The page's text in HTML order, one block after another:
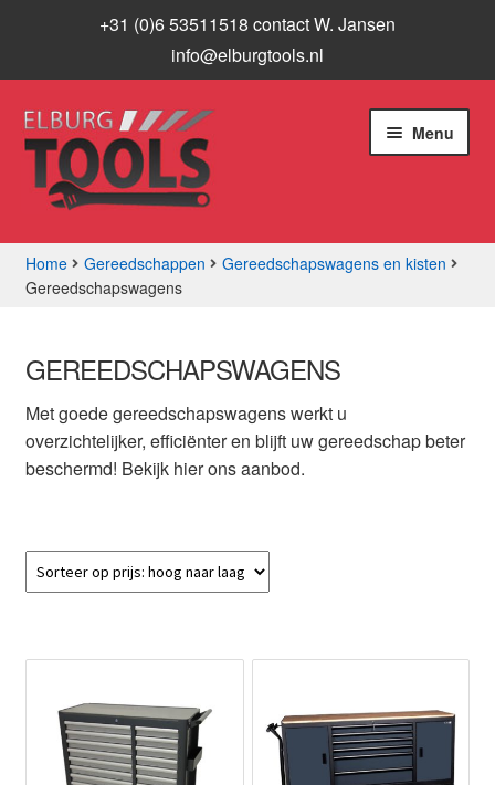
+31 (0)6 53511518 contact W. Jansen
info@elburgtools.nl
Ga
door
naar
navigatie
Ga
naar
inhoud
Menu
Assortiment
Aanbiedingen
Info
Contact
Home Gereedschappen
Gereedschapswagens en kisten
Gereedschapswagens
GEREEDSCHAPSWAGENS
Met goede gereedschapswagens werkt u
overzichtelijker, efficiënter en blijft uw gereedschap beter
beschermd! Bekijk hier ons aanbod.